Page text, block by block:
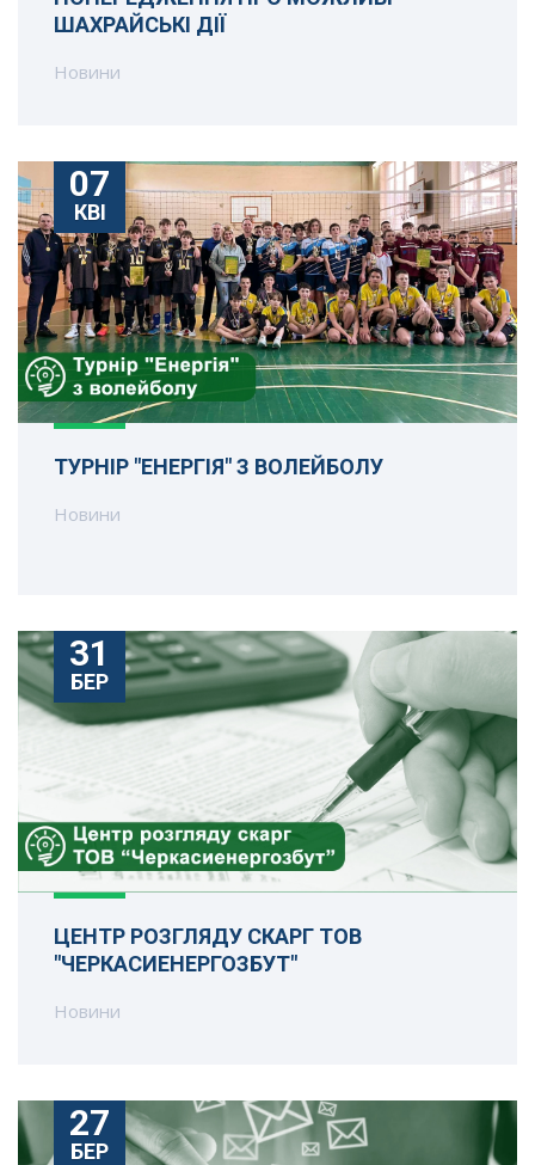
ШАХРАЙСЬКІ ДІЇ
Новини
07
КВІ
ТУРНІР "ЕНЕРГІЯ" З ВОЛЕЙБОЛУ
Новини
31
БЕР
ЦЕНТР РОЗГЛЯДУ СКАРГ ТОВ
"ЧЕРКАСИЕНЕРГОЗБУТ"
Новини
27
БЕР